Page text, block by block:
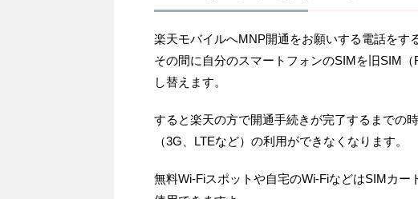
楽天モバイルへMNP開通をお願いする電話をす
その間に自分のスマートフォンのSIMを旧SIM
し替えます。
すると楽天の方で開通手続きが完了するまでの
（3G、LTEなど）の利用ができなくなります。
無料Wi-Fiスポットや自宅のWi-FiなどはSIMカ